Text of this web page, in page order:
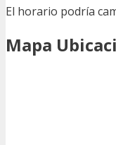
El horario podría
Mapa